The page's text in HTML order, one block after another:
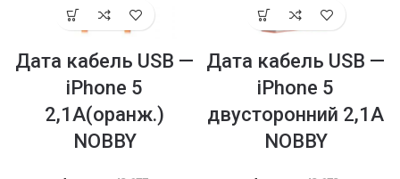
Дата кабель USB —
iPhone 5
2,1A(оранж.)
NOBBY
Дата кабель USB —
iPhone 5
двусторонний 2,1A
NOBBY